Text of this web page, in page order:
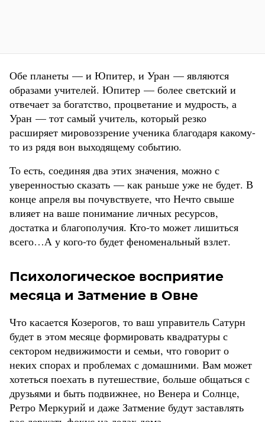
Обе планеты — и Юпитер, и Уран — являются
образами учителей. Юпитер — более светский и
отвечает за богатство, процветание и мудрость, а
Уран — тот самый учитель, который резко
расширяет мировоззрение ученика благодаря какому-
то из рядя вон выходящему событию.
То есть, соединяя два этих значения, можно с
уверенностью сказать — как раньше уже не будет. В
конце апреля вы почувствуете, что Нечто свыше
влияет на ваше понимание личных ресурсов,
достатка и благополучия. Кто-то может лишиться
всего…А у кого-то будет феноменальный взлет.
Психологическое восприятие
месяца и Затмение в Овне
Что касается Козерогов, то ваш управитель Сатурн
будет в этом месяце формировать квадратуры с
сектором недвижимости и семьи, что говорит о
неких спорах и проблемах с домашними. Вам может
хотеться поехать в путешествие, больше общаться с
друзьями и быть подвижнее, но Венера и Солнце,
Ретро Меркурий и даже Затмение будут заставлять